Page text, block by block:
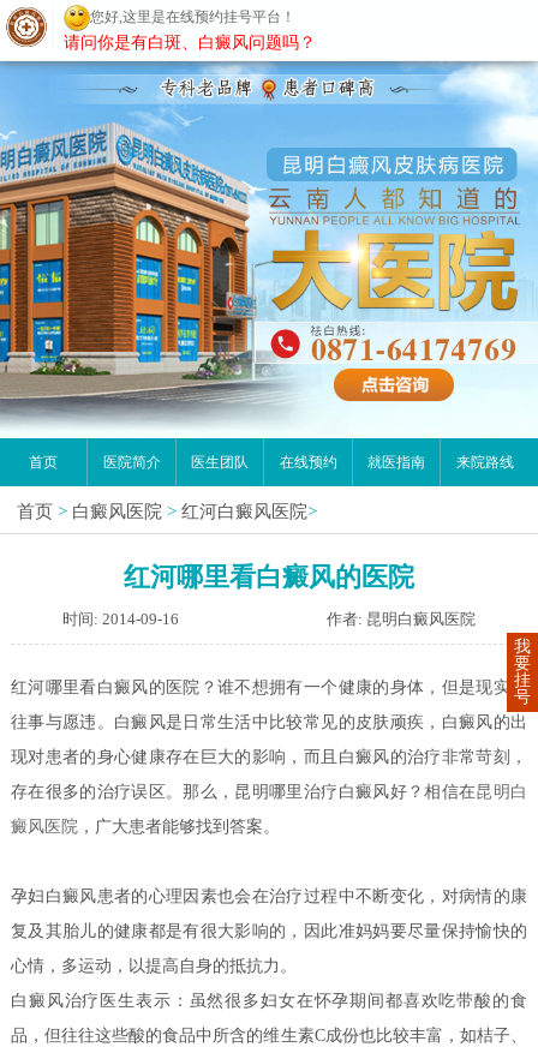
昆明白癜风医院
首页 医院简介 医生团队 在线预约 就医指南 来院路线
首页 > 白癜风医院 > 红河白癜风医院>
红河哪里看白癜风的医院
时间: 2014-09-16 作者: 昆明白癜风医院
红河哪里看白癜风的医院？谁不想拥有一个健康的身体，但是现实往
往事与愿违。白癜风是日常生活中比较常见的皮肤顽疾，白癜风的出
现对患者的身心健康存在巨大的影响，而且白癜风的治疗非常苛刻，
存在很多的治疗误区。那么，昆明哪里治疗白癜风好？相信在昆明白
癜风医院 ，广大患者能够找到答案。
孕妇白癜风患者的心理因素也会在治疗过程中不断变化，对病情的康
复及其胎儿的健康都是有很大影响的，因此准妈妈要尽量保持愉快的
心情，多运动，以提高自身的抵抗力。
白癜风治疗医生表示：虽然很多妇女在怀孕期间都喜欢吃带酸的食
品，但往往这些酸的食品中所含的维生素C成份也比较丰富，如桔子、
我
要
挂
号
您好,这里是在线预约挂号平台！
请问你是有白斑、白癜风问题吗？